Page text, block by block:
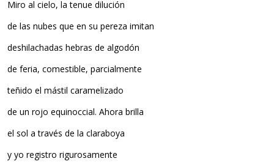
Miro al cielo, la tenue dilución
de las nubes que en su pereza imitan
deshilachadas hebras de algodón
de feria, comestible, parcialmente
teñido el mástil caramelizado
de un rojo equinoccial. Ahora brilla
el sol a través de la claraboya
y yo registro rigurosamente